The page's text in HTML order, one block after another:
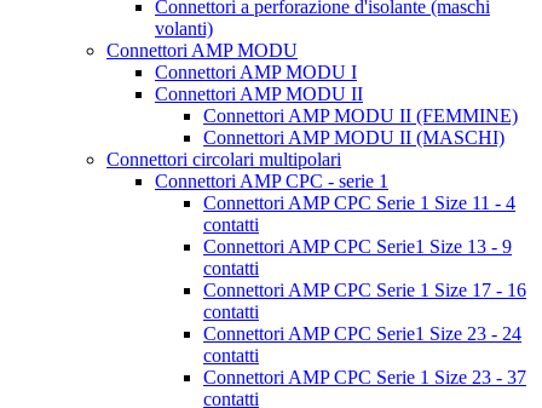
Connettori a perforazione d'isolante (maschi
volanti)
Connettori AMP MODU
Connettori AMP MODU I
Connettori AMP MODU II
Connettori AMP MODU II (FEMMINE)
Connettori AMP MODU II (MASCHI)
Connettori circolari multipolari
Connettori AMP CPC - serie 1
Connettori AMP CPC Serie 1 Size 11 - 4
contatti
Connettori AMP CPC Serie1 Size 13 - 9
contatti
Connettori AMP CPC Serie 1 Size 17 - 16
contatti
Connettori AMP CPC Serie1 Size 23 - 24
contatti
Connettori AMP CPC Serie 1 Size 23 - 37
contatti